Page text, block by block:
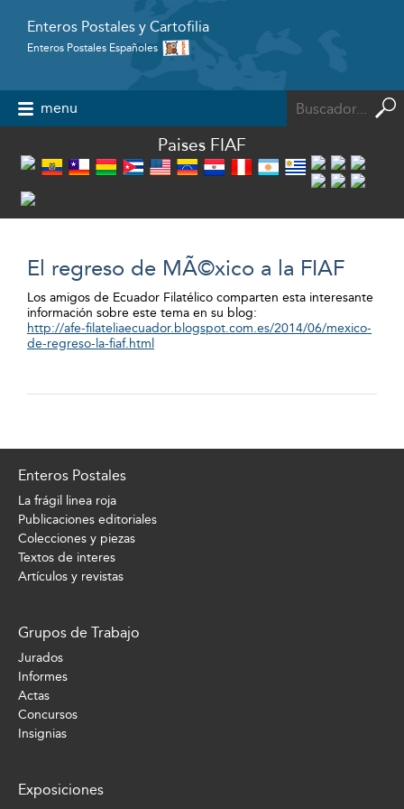
Enteros Postales y Cartofilia
Enteros Postales Españoles
menu
Paises FIAF
El regreso de MÃ©xico a la FIAF
Los amigos de Ecuador Filatélico comparten esta interesante
información sobre este tema en su blog:
http://afe-filateliaecuador.blogspot.com.es/2014/06/mexico-
de-regreso-la-fiaf.html
Enteros Postales
La frágil linea roja
Publicaciones editoriales
Colecciones y piezas
Textos de interes
Artículos y revistas
Grupos de Trabajo
Jurados
Informes
Actas
Concursos
Insignias
Exposiciones